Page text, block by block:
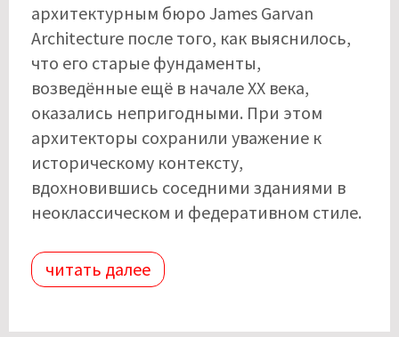
архитектурным бюро James Garvan
Architecture после того, как выяснилось,
что его старые фундаменты,
возведённые ещё в начале XX века,
оказались непригодными. При этом
архитекторы сохранили уважение к
историческому контексту,
вдохновившись соседними зданиями в
неоклассическом и федеративном стиле.
читать далее